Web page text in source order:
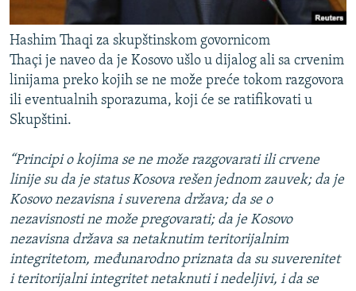
Hashim Thaqi za skupštinskom govornicom
Thaçi je naveo da je Kosovo ušlo u dijalog ali sa crvenim
linijama preko kojih se ne može preće tokom razgovora
ili eventualnih sporazuma, koji će se ratifikovati u
Skupštini.
“Principi o kojima se ne može razgovarati ili crvene
linije su da je status Kosova rešen jednom zauvek; da je
Kosovo nezavisna i suverena država; da se o
nezavisnosti ne može pregovarati; da je Kosovo
nezavisna država sa netaknutim teritorijalnim
integritetom, međunarodno priznata da su suverenitet
i teritorijalni integritet netaknuti i nedeljivi, i da se